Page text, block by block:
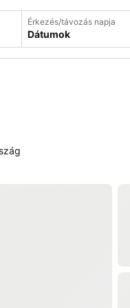
Érkezés/távozás napja
Dátumok